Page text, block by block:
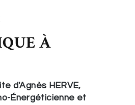
À
d'Agnès HERVE,
Énergéticienne et